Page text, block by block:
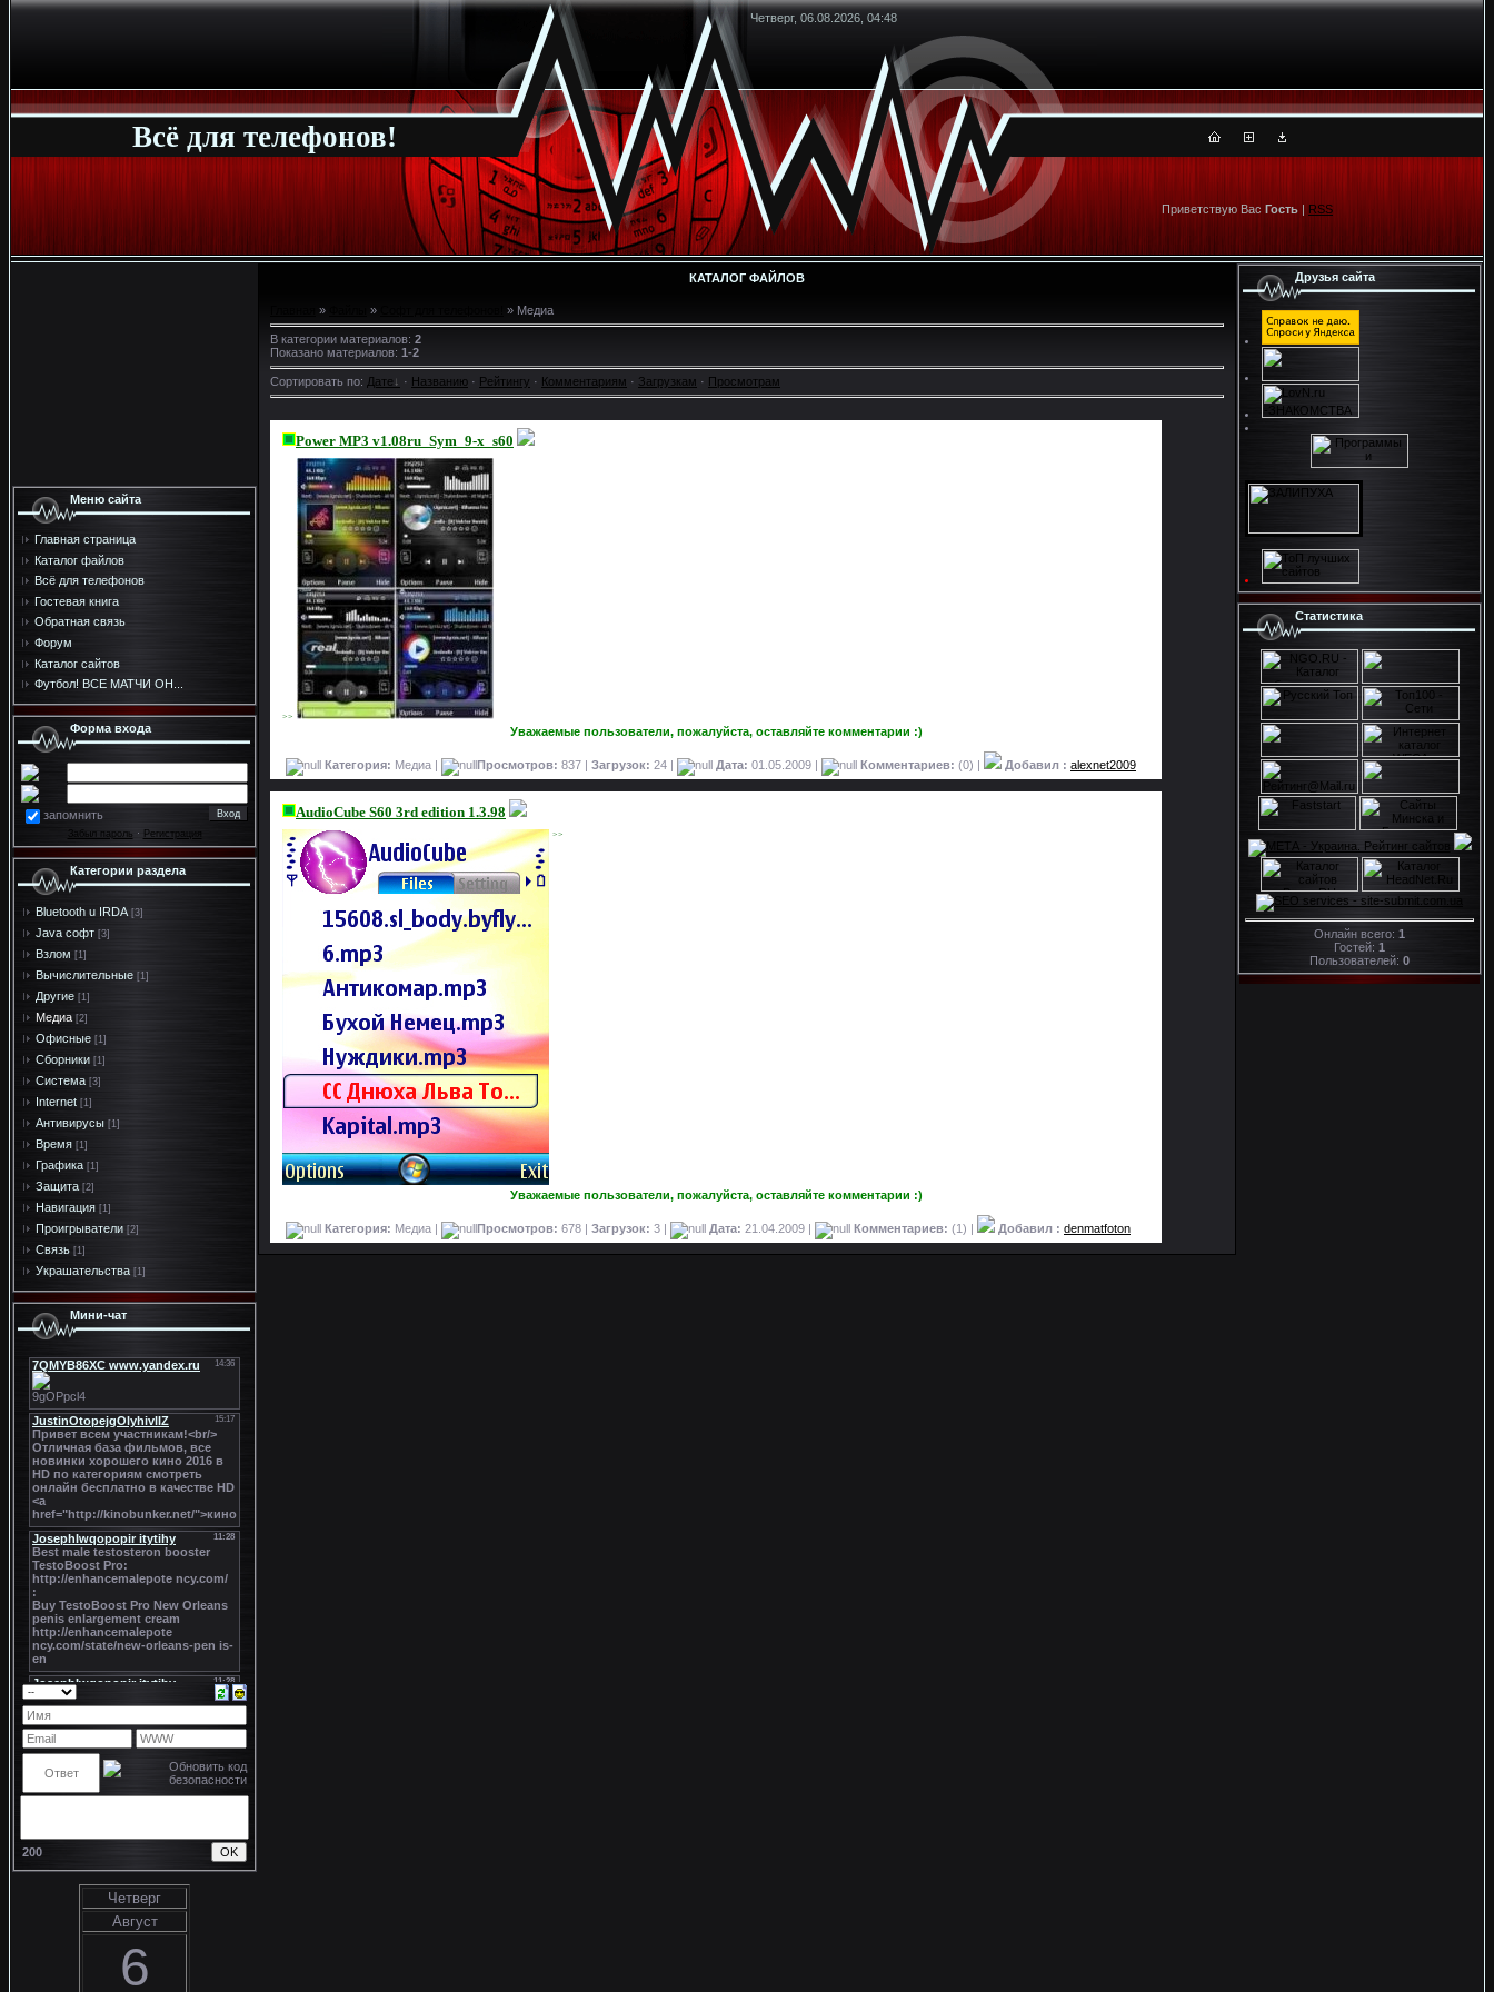
Четверг, 06.08.2026, 04:48
Всё для телефонов!
Приветствую Вас Гость | RSS
Меню сайта
Главная страница
Каталог файлов
Всё для телефонов
Гостевая книга
Обратная связь
Форум
Каталог сайтов
Футбол! ВСЕ МАТЧИ ОН...
Форма входа
запомнить
Забыл пароль · Регистрация
Категории раздела
Bluetooth u IRDA [3]
Java софт [3]
Взлом [1]
Вычислительные [1]
Другие [1]
Медиа [2]
Офисные [1]
Сборники [1]
Система [3]
Internet [1]
Антивирусы [1]
Время [1]
Графика [1]
Защита [2]
Навигация [1]
Проигрыватели [2]
Связь [1]
Украшательства [1]
Мини-чат
200
Четверг
Август
6
КАТАЛОГ ФАЙЛОВ
» » » Медиа
В категории материалов: 2
Показано материалов: 1-2
Сортировать по: Дате · Названию · Рейтингу · Комментариям · Загрузкам · Просмотрам
Power MP3 v1.08ru_Sym_9-x_s60
>>
Уважаемые пользователи, пожалуйста, оставляйте комментарии :)
Категория: Медиа | Просмотров: 837 | Загрузок: 24 | Дата: 01.05.2009 | Комментариев: (0) | Добавил : alexnet2009
AudioCube S60 3rd edition 1.3.98
>>
Уважаемые пользователи, пожалуйста, оставляйте комментарии :)
Категория: Медиа | Просмотров: 678 | Загрузок: 3 | Дата: 21.04.2009 | Комментариев: (1) | Добавил : denmatfoton
Друзья сайта
Статистика
Онлайн всего: 1
Гостей: 1
Пользователей: 0